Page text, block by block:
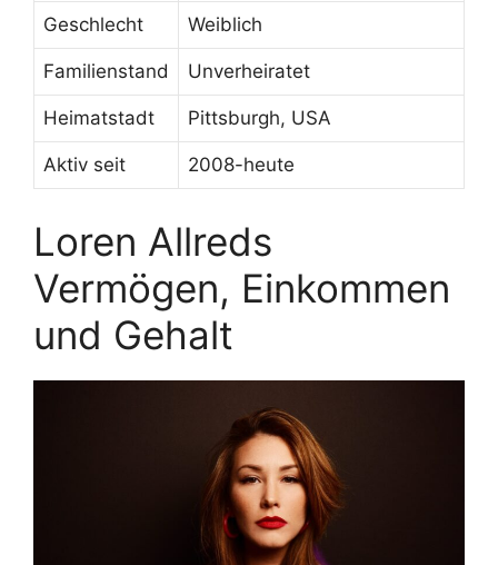
Geschlecht Weiblich
Familienstand Unverheiratet
Heimatstadt Pittsburgh, USA
Aktiv seit 2008-heute
Loren Allreds
Vermögen, Einkommen
und Gehalt